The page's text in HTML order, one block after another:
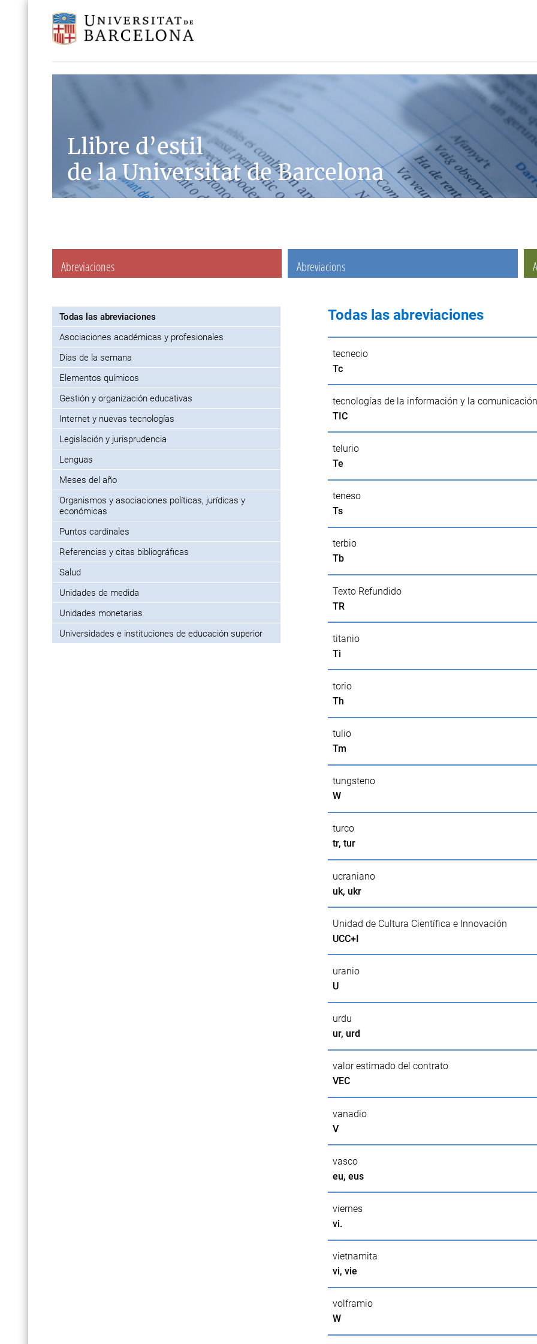
Llibre d’estil
de la Universitat de Barcelona
Abreviaciones Abreviacions
Todas las abreviaciones
Asociaciones académicas y profesionales
Días de la semana
Elementos químicos
Gestión y organización educativas
Internet y nuevas tecnologías
Legislación y jurisprudencia
Lenguas
Meses del año
Organismos y asociaciones políticas, jurídicas y
económicas
Puntos cardinales
Referencias y citas bibliográficas
Salud
Unidades de medida
Unidades monetarias
Universidades e instituciones de educación superior
Todas las abreviaciones
tecnecio
Tc
tecnologías de la información y la comunicación
TIC
telurio
Te
teneso
Ts
terbio
Tb
Texto Refundido
TR
titanio
Ti
torio
Th
tulio
Tm
tungsteno
W
turco
tr, tur
ucraniano
uk, ukr
Unidad de Cultura Científica e Innovación
UCC+I
uranio
U
urdu
ur, urd
valor estimado del contrato
VEC
vanadio
V
vasco
eu, eus
viernes
vi.
vietnamita
vi, vie
volframio
W